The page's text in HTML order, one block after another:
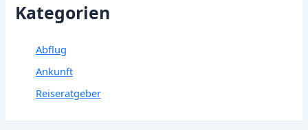
Kategorien
Abflug
Ankunft
Reiseratgeber